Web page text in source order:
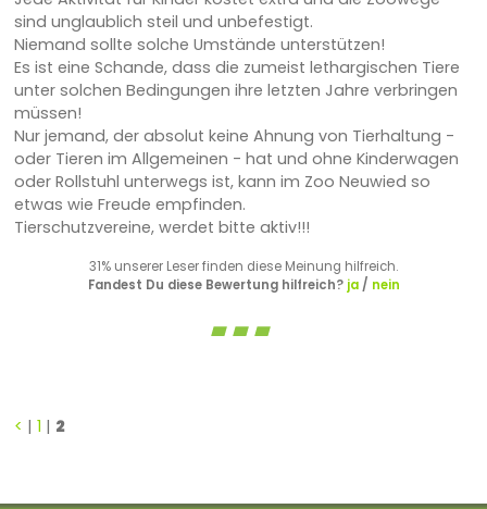
sind unglaublich steil und unbefestigt.
Niemand sollte solche Umstände unterstützen!
Es ist eine Schande, dass die zumeist lethargischen Tiere
unter solchen Bedingungen ihre letzten Jahre verbringen
müssen!
Nur jemand, der absolut keine Ahnung von Tierhaltung -
oder Tieren im Allgemeinen - hat und ohne Kinderwagen
oder Rollstuhl unterwegs ist, kann im Zoo Neuwied so
etwas wie Freude empfinden.
Tierschutzvereine, werdet bitte aktiv!!!
31% unserer Leser finden diese Meinung hilfreich.
Fandest Du diese Bewertung hilfreich? ja/ nein
< | 1 | 2